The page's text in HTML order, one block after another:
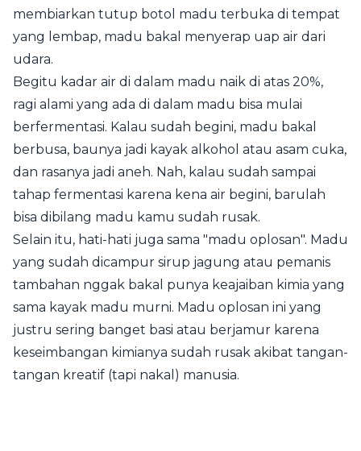
membiarkan tutup botol madu terbuka di tempat
yang lembap, madu bakal menyerap uap air dari
udara.
Begitu kadar air di dalam madu naik di atas 20%,
ragi alami yang ada di dalam madu bisa mulai
berfermentasi. Kalau sudah begini, madu bakal
berbusa, baunya jadi kayak alkohol atau asam cuka,
dan rasanya jadi aneh. Nah, kalau sudah sampai
tahap fermentasi karena kena air begini, barulah
bisa dibilang madu kamu sudah rusak.
Selain itu, hati-hati juga sama "madu oplosan". Madu
yang sudah dicampur sirup jagung atau pemanis
tambahan nggak bakal punya keajaiban kimia yang
sama kayak madu murni. Madu oplosan ini yang
justru sering banget basi atau berjamur karena
keseimbangan kimianya sudah rusak akibat tangan-
tangan kreatif (tapi nakal) manusia.